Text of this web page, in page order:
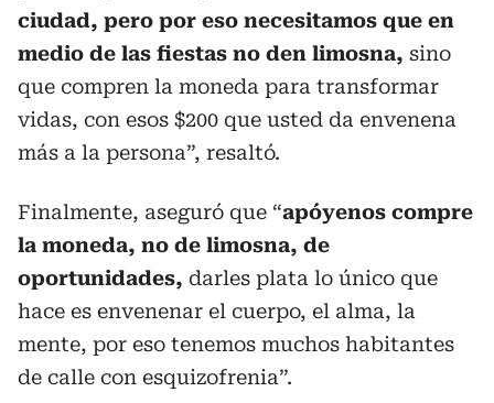
ciudad, pero por eso necesitamos que en
medio de las fiestas no den limosna, sino
que compren la moneda para transformar
vidas, con esos $200 que usted da envenena
más a la persona”, resaltó.
Finalmente, aseguró que “apóyenos compre
la moneda, no de limosna, de
oportunidades, darles plata lo único que
hace es envenenar el cuerpo, el alma, la
mente, por eso tenemos muchos habitantes
de calle con esquizofrenia”.